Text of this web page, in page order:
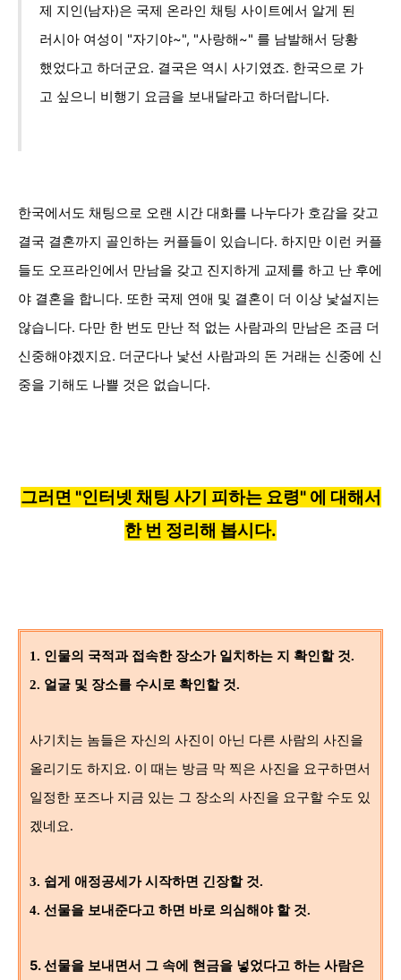
제 지인(남자)은 국제 온라인 채팅 사이트에서 알게 된
러시아 여성이 "자기야~", "사랑해~" 를 남발해서 당황
했었다고 하더군요. 결국은 역시 사기였죠. 한국으로 가
고 싶으니 비행기 요금을 보내달라고 하더랍니다.
한국에서도 채팅으로 오랜 시간 대화를 나누다가 호감을 갖고
결국 결혼까지 골인하는 커플들이 있습니다. 하지만 이런 커플
들도 오프라인에서 만남을 갖고 진지하게 교제를 하고 난 후에
야 결혼을 합니다. 또한 국제 연애 및 결혼이 더 이상 낯설지는
않습니다. 다만 한 번도 만난 적 없는 사람과의 만남은 조금 더
신중해야겠지요. 더군다나 낯선 사람과의 돈 거래는 신중에 신
중을 기해도 나쁠 것은 없습니다.
그러면 "인터넷 채팅 사기 피하는 요령" 에 대해서
한 번 정리해 봅시다.
1. 인물의 국적과 접속한 장소가 일치하는 지 확인할 것.
2. 얼굴 및 장소를 수시로 확인할 것.
사기치는 놈들은 자신의 사진이 아닌 다른 사람의 사진을
올리기도 하지요. 이 때는 방금 막 찍은 사진을 요구하면서
일정한 포즈나 지금 있는 그 장소의 사진을 요구할 수도 있
겠네요.
3. 쉽게 애정공세가 시작하면 긴장할 것.
4. 선물을 보내준다고 하면 바로 의심해야 할 것.
5.선물을 보내면서 그 속에 현금을 넣었다고 하는 사람은